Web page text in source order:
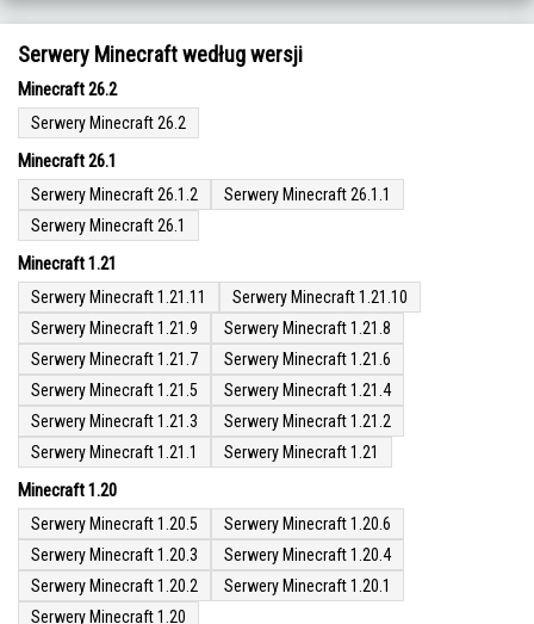
Serwery Minecraft według wersji
Minecraft 26.2
Serwery Minecraft 26.2
Minecraft 26.1
Serwery Minecraft 26.1.2
Serwery Minecraft 26.1.1
Serwery Minecraft 26.1
Minecraft 1.21
Serwery Minecraft 1.21.11
Serwery Minecraft 1.21.10
Serwery Minecraft 1.21.9
Serwery Minecraft 1.21.8
Serwery Minecraft 1.21.7
Serwery Minecraft 1.21.6
Serwery Minecraft 1.21.5
Serwery Minecraft 1.21.4
Serwery Minecraft 1.21.3
Serwery Minecraft 1.21.2
Serwery Minecraft 1.21.1
Serwery Minecraft 1.21
Minecraft 1.20
Serwery Minecraft 1.20.5
Serwery Minecraft 1.20.6
Serwery Minecraft 1.20.3
Serwery Minecraft 1.20.4
Serwery Minecraft 1.20.2
Serwery Minecraft 1.20.1
Serwery Minecraft 1.20